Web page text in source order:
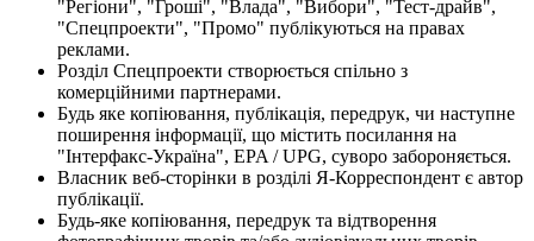
"Регіони", "Гроші", "Влада", "Вибори", "Тест-драйв",
"Спецпроекти", "Промо" публікуються на правах
реклами.
Розділ Спецпроекти створюється спільно з
комерційними партнерами.
Будь яке копіювання, публікація, передрук, чи наступне
поширення інформації, що містить посилання на
"Інтерфакс-Україна", EPA / UPG, суворо забороняється.
Власник веб-сторінки в розділі Я-Корреспондент є автор
публікації.
Будь-яке копіювання, передрук та відтворення